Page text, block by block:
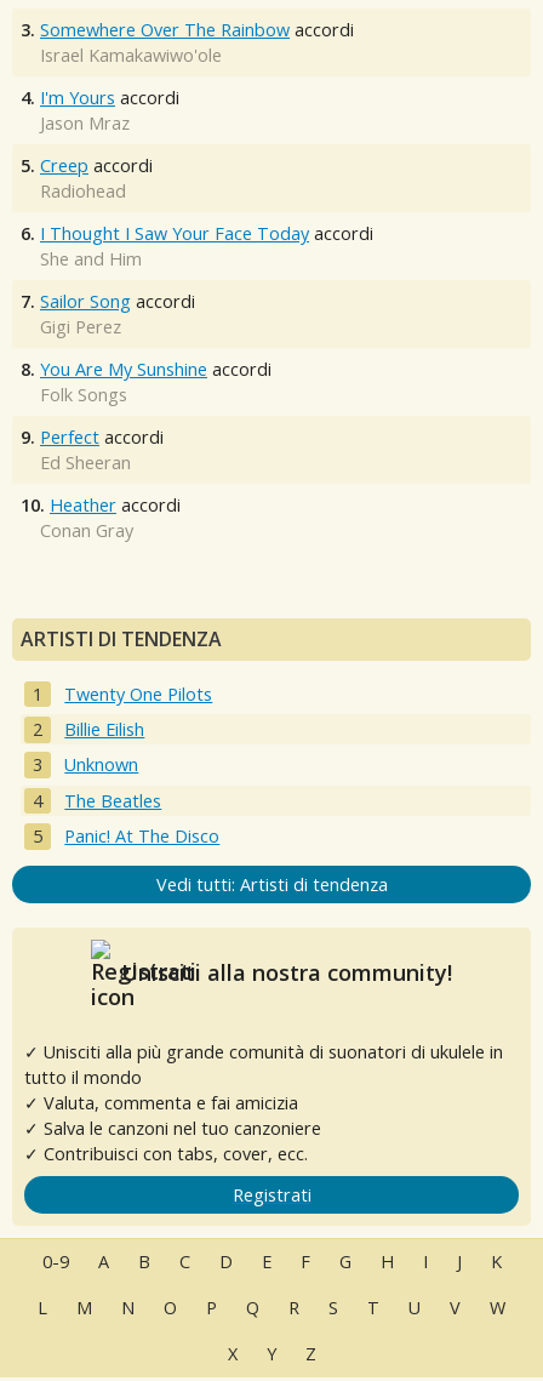
3. Somewhere Over The Rainbow accordi
Israel Kamakawiwo'ole
4. I'm Yours accordi
Jason Mraz
5. Creep accordi
Radiohead
6. I Thought I Saw Your Face Today accordi
She and Him
7. Sailor Song accordi
Gigi Perez
8. You Are My Sunshine accordi
Folk Songs
9. Perfect accordi
Ed Sheeran
10. Heather accordi
Conan Gray
ARTISTI DI TENDENZA
Twenty One Pilots
Billie Eilish
Unknown
The Beatles
Panic! At The Disco
Vedi tutti: Artisti di tendenza
Unisciti alla nostra community!
✓ Unisciti alla più grande comunità di suonatori di ukulele in
tutto il mondo
✓ Valuta, commenta e fai amicizia
✓ Salva le canzoni nel tuo canzoniere
✓ Contribuisci con tabs, cover, ecc.
Registrati
0-9 A B C D E F G H I J
K
L
M N O P Q R S T U V
W
X
Y Z